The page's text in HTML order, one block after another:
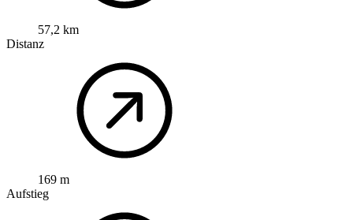
57,2 km
Distanz
169 m
Aufstieg